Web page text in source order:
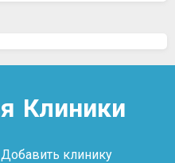
Клиники
Добавить клинику